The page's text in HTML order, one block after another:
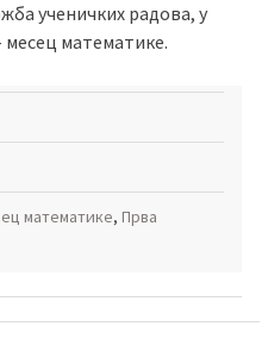
ученичких радова, у
месец математике.
математике, Прва